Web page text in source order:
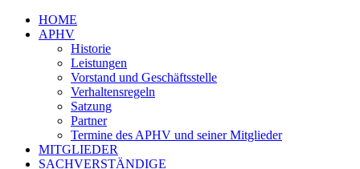
HOME
APHV
Historie
Leistungen
Vorstand und Geschäftsstelle
Verhaltensregeln
Satzung
Partner
Termine des APHV und seiner Mitglieder
MITGLIEDER
SACHVERSTÄNDIGE